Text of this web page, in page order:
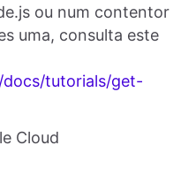
ou num contentor
uma, consulta este
tutorials/get-
Cloud